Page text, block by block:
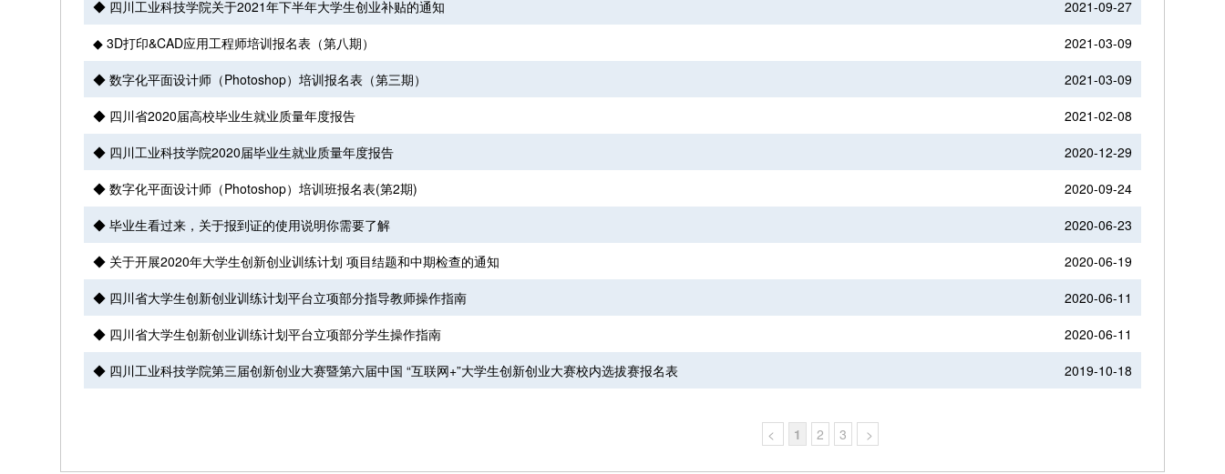
◆ 四川工业科技学院关于2021年下半年大学生创业补贴的通知
2021-09-27
◆ 3D打印&CAD应用工程师培训报名表（第八期）
2021-03-09
◆ 数字化平面设计师（Photoshop）培训报名表（第三期）
2021-03-09
◆ 四川省2020届高校毕业生就业质量年度报告
2021-02-08
◆ 四川工业科技学院2020届毕业生就业质量年度报告
2020-12-29
◆ 数字化平面设计师（Photoshop）培训班报名表(第2期)
2020-09-24
◆ 毕业生看过来，关于报到证的使用说明你需要了解
2020-06-23
◆ 关于开展2020年大学生创新创业训练计划 项目结题和中期检查的通知
2020-06-19
◆ 四川省大学生创新创业训练计划平台立项部分指导教师操作指南
2020-06-11
◆ 四川省大学生创新创业训练计划平台立项部分学生操作指南
2020-06-11
◆ 四川工业科技学院第三届创新创业大赛暨第六届中国 “互联网+”大学生创新创业大赛校内选拔赛报名表
2019-10-18
< 1 2 3 >